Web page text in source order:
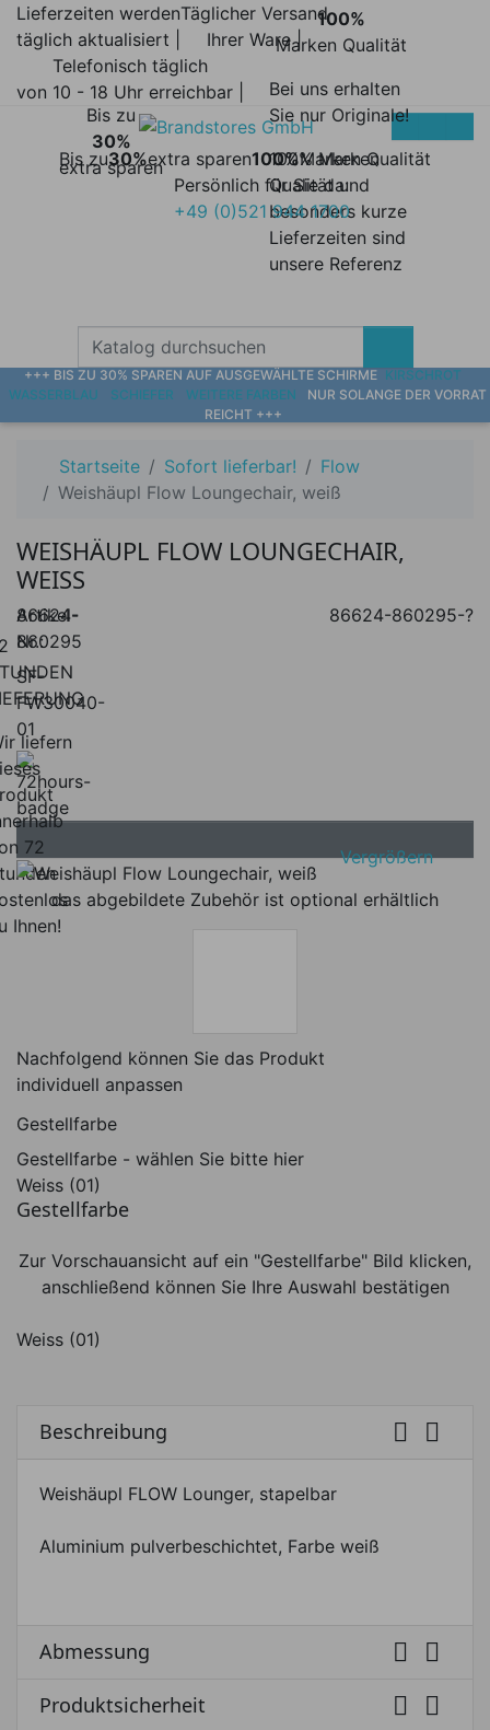
Lieferzeiten werden
täglich aktualisiert |
Täglicher Versand
Ihrer Ware |
Telefonisch täglich
von 10 - 18 Uhr erreichbar |
Bis zu30%extra sparen
Bis zu
30%
extra sparen
100%Marken Qualität
100%
Marken Qualität
Bei uns erhalten
Sie nur Originale!
100% Marken
Qualität und
besonders kurze
Lieferzeiten sind
unsere Referenz
Persönlich für Sie da:
+49 (0)521 944 1700
+++ BIS ZU 30% SPAREN AUF AUSGEWÄHLTE SCHIRME KIRSCHROT
WASSERBLAU
SCHIEFER WEITERE FARBEN
NUR SOLANGE DER VORRAT
REICHT +++
Startseite Sofort lieferbar!
Flow
Weishäupl Flow Loungechair, weiß
WEISHÄUPL FLOW LOUNGECHAIR,
WEISS
Artikel-
Nr.:
SF-
FW30040-
01
86624-
860295
86624-860295-?
liefern
72
Ihnen!
Vergrößern
das abgebildete Zubehör ist optional erhältlich
Nachfolgend können Sie das Produkt
individuell anpassen
Nachfolgend können Sie das
Gestellfarbe
Gestellfarbe - wählen Sie bitte hier
Weiss (01)
Gestellfarbe
Zur Vorschauansicht auf ein "Gestellfarbe" Bild klicken,
anschließend können Sie Ihre Auswahl bestätigen
Weiss (01)
Beschreibung  
Weishäupl FLOW Lounger, stapelbar
Aluminium pulverbeschichtet, Farbe weiß
Abmessung  
Produktsicherheit  